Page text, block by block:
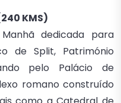
KMS)
dedicada para
de Split, Património
pelo Palácio de
romano construído